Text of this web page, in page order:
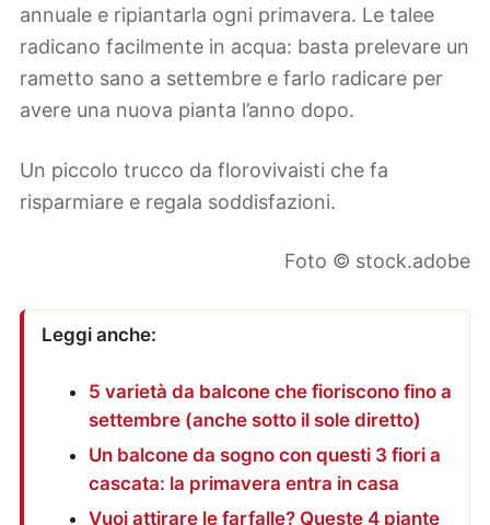
annuale e ripiantarla ogni primavera. Le talee
radicano facilmente in acqua: basta prelevare un
rametto sano a settembre e farlo radicare per
avere una nuova pianta l’anno dopo.
Un piccolo trucco da florovivaisti che fa
risparmiare e regala soddisfazioni.
Foto © stock.adobe
Leggi anche:
5 varietà da balcone che fioriscono fino a
settembre (anche sotto il sole diretto)
Un balcone da sogno con questi 3 fiori a
cascata: la primavera entra in casa
Vuoi attirare le farfalle? Queste 4 piante